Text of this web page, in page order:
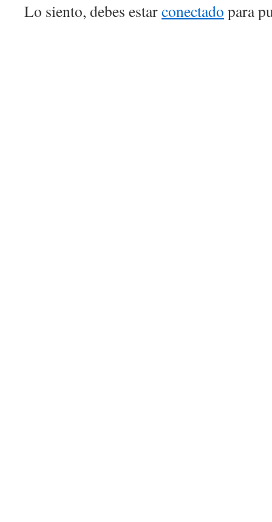
Lo siento, debes estarconectado para